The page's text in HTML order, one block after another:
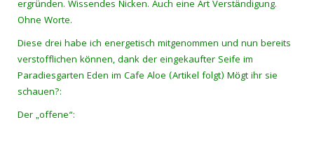
ergründen. Wissendes Nicken. Auch eine Art Verständigung.
Ohne Worte.
Diese drei habe ich energetisch mitgenommen und nun bereits
verstofflichen können, dank der eingekaufter Seife im
Paradiesgarten Eden im Cafe Aloe (Artikel folgt) Mögt ihr sie
schauen?:
Der „offene“: